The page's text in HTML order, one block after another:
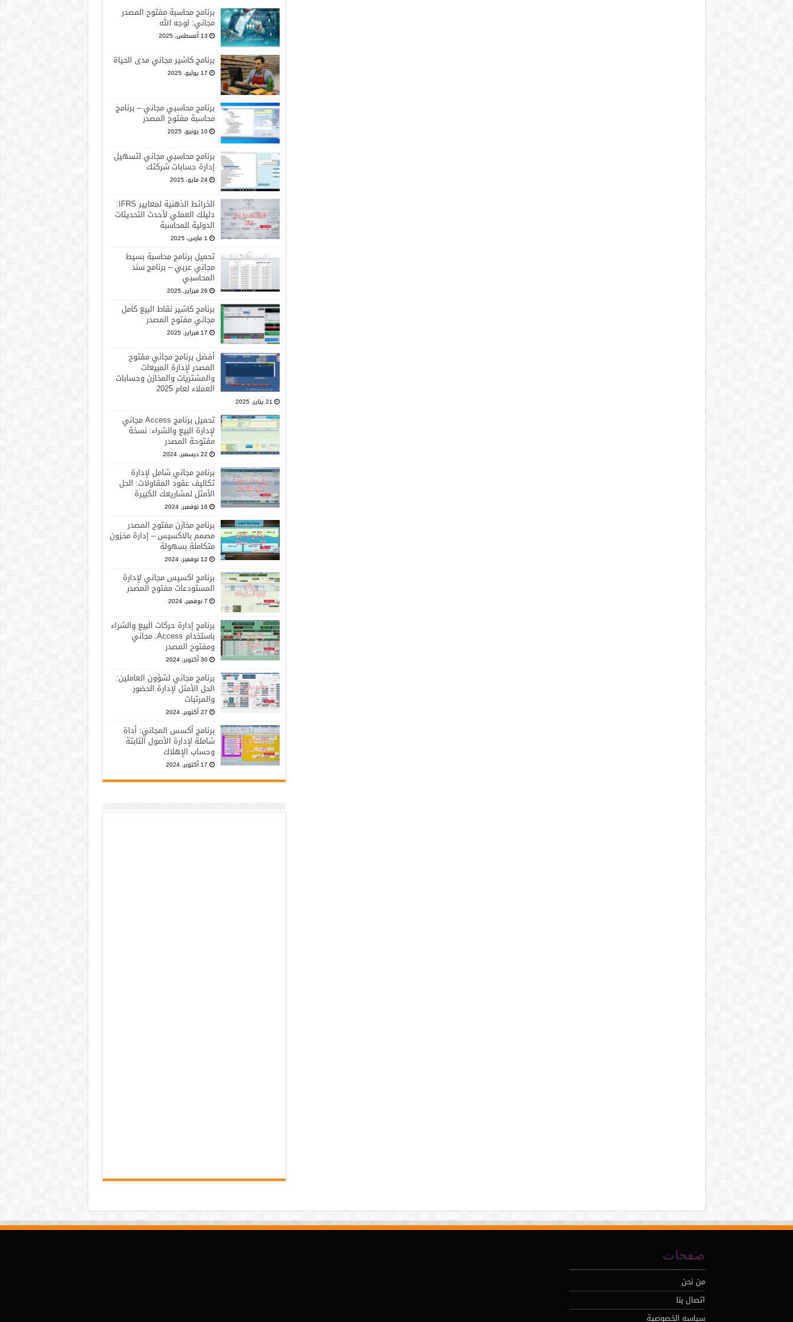
برنامج محاسبة مفتوح المصدر
مجاني: لوجه الله
13 أغسطس، 2025
برنامج كاشير مجاني مدى الحياة
17 يوليو، 2025
برنامج محاسبي مجاني – برنامج
محاسبة مفتوح المصدر
10 يونيو، 2025
برنامج محاسبي مجاني لتسهيل
إدارة حسابات شركتك
24 مايو، 2025
الخرائط الذهنية لمعايير IFRS:
دليلك العملي لأحدث التحديثات
الدولية للمحاسبة
1 مارس، 2025
تحميل برنامج محاسبة بسيط
مجاني عربي – برنامج سند
المحاسبي
26 فبراير، 2025
برنامج كاشير نقاط البيع كامل
مجاني مفتوح المصدر
17 فبراير، 2025
أفضل برنامج مجاني مفتوح
المصدر لإدارة المبيعات
والمشتريات والمخازن وحسابات
العملاء لعام 2025
21 يناير، 2025
تحميل برنامج Access مجاني
لإدارة البيع والشراء: نسخة
مفتوحة المصدر
22 ديسمبر، 2024
برنامج مجاني شامل لإدارة
تكاليف عقود المقاولات: الحل
الأمثل لمشاريعك الكبيرة
16 نوفمبر، 2024
برنامج مخازن مفتوح المصدر
مصمم بالاكسيس – إدارة مخزون
متكاملة بسهولة
12 نوفمبر، 2024
برنامج اكسيس مجاني لإدارة
المستودعات مفتوح المصدر
7 نوفمبر، 2024
برنامج إدارة حركات البيع والشراء
باستخدام Access: مجاني
ومفتوح المصدر
30 أكتوبر، 2024
برنامج مجاني لشؤون العاملين:
الحل الأمثل لإدارة الحضور
والمرتبات
27 أكتوبر، 2024
برنامج أكسس المجاني: أداة
شاملة لإدارة الأصول الثابتة
وحساب الإهلاك
17 أكتوبر، 2024
صفحات
من نحن
اتصال بنا
سياسه الخصوصية